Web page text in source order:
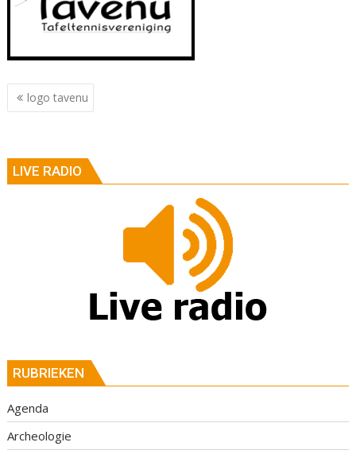
Berichtnavigatie
logo tavenu
LIVE RADIO
RUBRIEKEN
Agenda
Archeologie